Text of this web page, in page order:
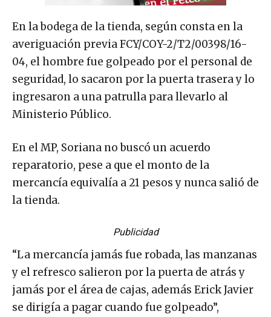
En la bodega de la tienda, según consta en la
averiguación previa FCY/COY-2/T2/00398/16-
04, el hombre fue golpeado por el personal de
seguridad, lo sacaron por la puerta trasera y lo
ingresaron a una patrulla para llevarlo al
Ministerio Público.
En el MP, Soriana no buscó un acuerdo
reparatorio, pese a que el monto de la
mercancía equivalía a 21 pesos y nunca salió de
la tienda.
Publicidad
“La mercancía jamás fue robada, las manzanas
y el refresco salieron por la puerta de atrás y
jamás por el área de cajas, además Erick Javier
se dirigía a pagar cuando fue golpeado”,